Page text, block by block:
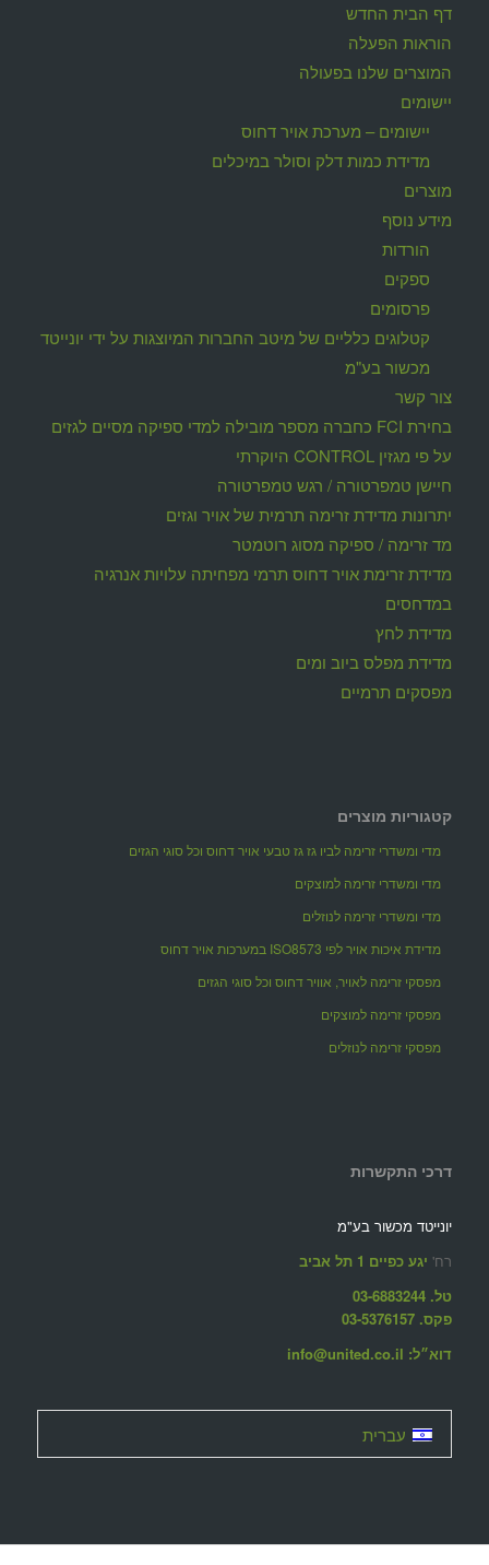
דף הבית החדש
הוראות הפעלה
המוצרים שלנו בפעולה
יישומים
יישומים – מערכת אויר דחוס
מדידת כמות דלק וסולר במיכלים
מוצרים
מידע נוסף
הורדות
ספקים
פרסומים
קטלוגים כלליים של מיטב החברות המיוצגות על ידי יונייטד
מכשור בע"מ
צור קשר
בחירת FCI כחברה מספר מובילה למדי ספיקה מסיים לגזים
על פי מגזין CONTROL היוקרתי
חיישן טמפרטורה / רגש טמפרטורה
יתרונות מדידת זרימה תרמית של אויר וגזים
מד זרימה / ספיקה מסוג רוטמטר
מדידת זרימת אויר דחוס תרמי מפחיתה עלויות אנרגיה
במדחסים
מדידת לחץ
מדידת מפלס ביוב ומים
מפסקים תרמיים
קטגוריות מוצרים
מדי ומשדרי זרימה לביו גז גז טבעי אויר דחוס וכל סוגי הגזים
מדי ומשדרי זרימה למוצקים
מדי ומשדרי זרימה לנוזלים
מדידת איכות אויר לפי ISO8573 במערכות אויר דחוס
מפסקי זרימה לאויר, אוויר דחוס וכל סוגי הגזים
מפסקי זרימה למוצקים
מפסקי זרימה לנוזלים
דרכי התקשרות
יונייטד מכשור בע"מ
רח' יגע כפיים 1 תל אביב
טל. 03-6883244
פקס. 03-5376157
דוא״ל: info@united.co.il
עברית